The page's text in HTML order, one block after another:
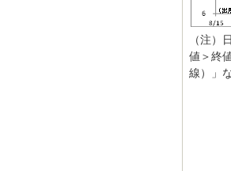
（注）
値＞終
線）」